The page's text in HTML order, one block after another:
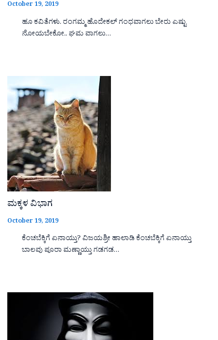
October 19, 2019
ಹೂ ಕವಿತೆಗಳು. ರಂಗಮ್ಮ ಹೊದೇಕಲ್ ಗಂಧವಾಗಲು ಬೇರು ಎಷ್ಟು
ನೋಯಬೇಕೋ.. ಘಮ ವಾಗಲು…
ಮಕ್ಕಳ ವಿಭಾಗ
October 19, 2019
ಕೆಂಚಬೆಕ್ಕಿಗೆ ಏನಾಯ್ತು? ವಿಜಯಶ್ರೀ ಹಾಲಾಡಿ ಕೆಂಚಬೆಕ್ಕಿಗೆ ಏನಾಯ್ತು
ಬಾಲವು ಪೂರಾ ಮಣ್ಣಾಯ್ತು ಗಡಗಡ…